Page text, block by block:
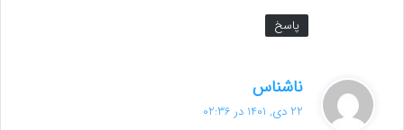
پاسخ
ناشناس
ف
22 دی, 1401 در 02:36